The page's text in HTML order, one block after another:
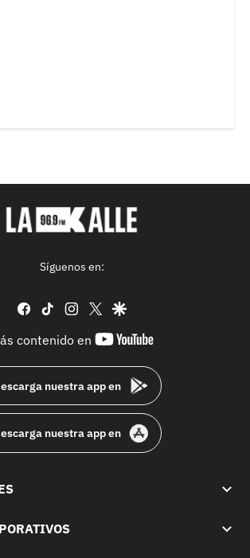
Síguenos en:
facebook
tiktok instagram
twittergoogle
contenido en
youtube-
nuestra app en
nuestra app en